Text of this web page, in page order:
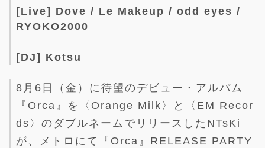
[Live] Dove / Le Makeup / odd eyes /
RYOKO2000
[DJ] Kotsu
8月6日（金）に待望のデビュー・アルバム
『Orca』を〈Orange Milk〉と〈EM Recor
ds〉のダブルネームでリリースしたNTsKi
が、メトロにて『Orca』RELEASE PARTY